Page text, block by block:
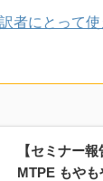
者にとって
【セミナー
MTPE もやも